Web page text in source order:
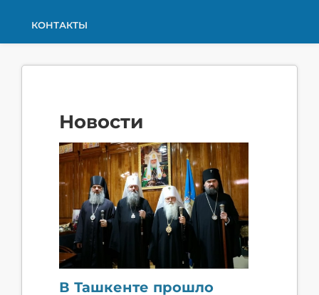
КОНТАКТЫ
Новости
В Ташкенте прошло